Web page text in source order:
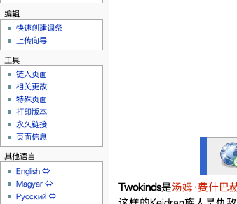
Twokinds是汤姆·费什巴
编辑
快速创建词条
上传向导
工具
链入页面
相关更改
特殊页面
打印版本
永久链接
页面信息
其他语言
English ⇔
Magyar ⇔
Русский ⇔